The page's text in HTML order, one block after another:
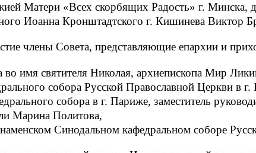
Матери «Всех скорбящих Радость» г. Минска,
Иоанна Кронштадтского г. Кишинева Виктор
члены Совета, представляющие епархии и
во имя святителя Николая, архиепископа Мир
собора Русской Православной Церкви в
собора в г. Париже, заместитель
Марина Политова,
Синодальном кафедральном соборе